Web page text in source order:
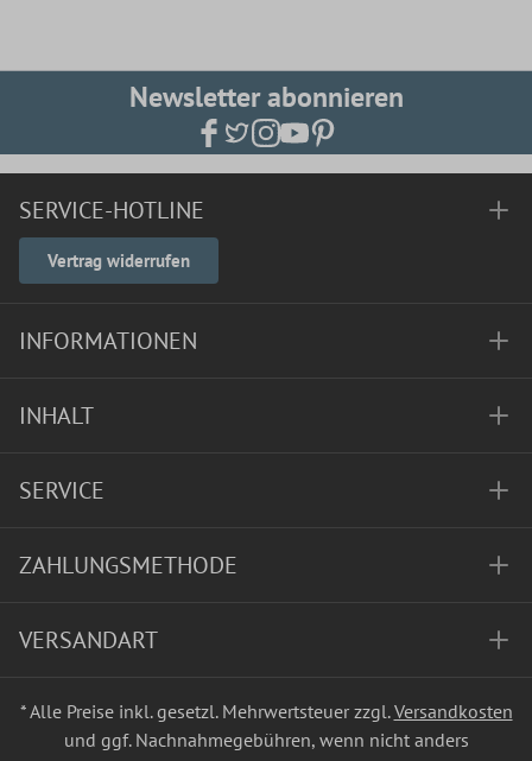
Newsletter abonnieren
SERVICE-HOTLINE
Vertrag widerrufen
INFORMATIONEN
INHALT
SERVICE
ZAHLUNGSMETHODE
VERSANDART
* Alle Preise inkl. gesetzl. Mehrwertsteuer zzgl.Versandkosten
und ggf. Nachnahmegebühren, wenn nicht anders